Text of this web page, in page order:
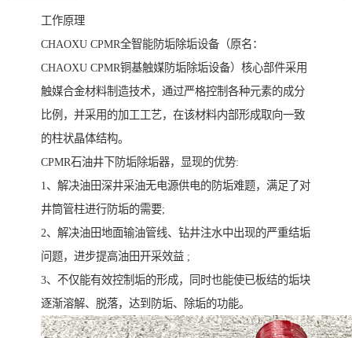
工作原理
CHAOXU CPMR全智能防垢除垢设备（原名：
CHAOXU CPMR铜基触媒防垢除垢设备）核心部件采用
触媒合金材料制造技术，通过严格控制各种元素的成分
比例，并采用的加工工艺，在该材料内部形成取向一致
的柱状晶体结构。
CPMR石油井下防垢除垢器，显现的优势:
1、解决油田深井采油无电源供电的防垢难题，满足了对
井筒管柱进行防垢的需要;
2、解决油田地面输油管线、钻井注水中出现的严重结垢
问题，进步提高油田开采效益 ;
3、不仅能有效控制垢的形成，同时也能使已板结的垢块
逐渐溶解、脱落，达到防垢、除垢的功能。